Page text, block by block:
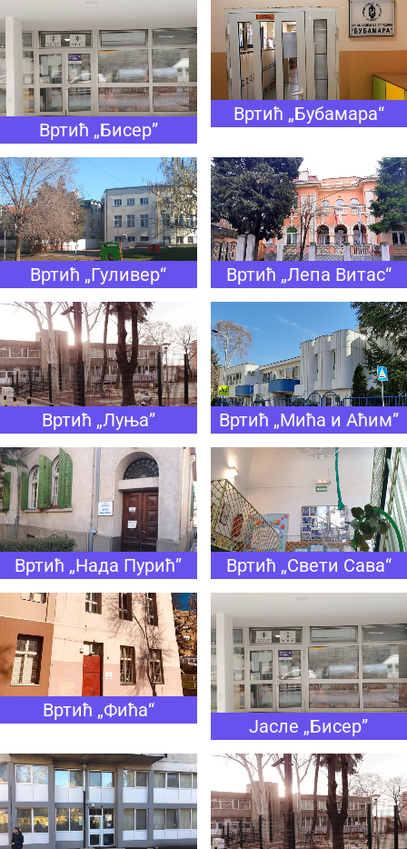
Вртић „Бисер”
Вртић „Бубамара“
Вртић „Гуливер“ Вртић „Лепа Витас“
Вртић „Луња” Вртић „Мића и Аћим”
Вртић „Нада Пурић” Вртић „Свети Сава“
Вртић „Фића“
Јасле „Бисер”